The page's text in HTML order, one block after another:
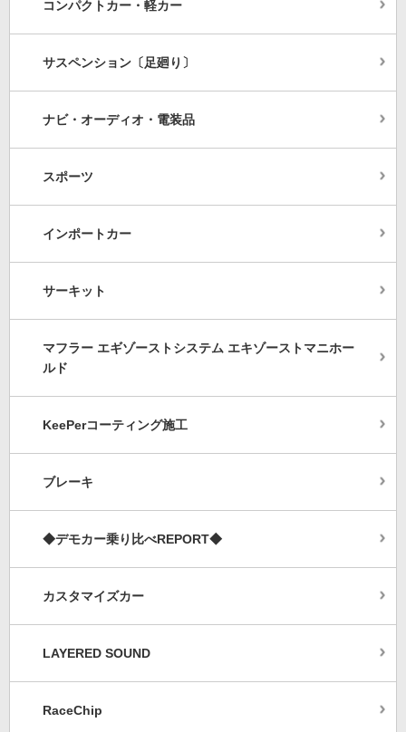
コンパクトカー・軽カー
サスペンション〔足廻り〕
ナビ・オーディオ・電装品
スポーツ
インポートカー
サーキット
マフラー エギゾーストシステム エキゾーストマニホー
ルド
KeePerコーティング施工
ブレーキ
◆デモカー乗り比べREPORT◆
カスタマイズカー
LAYERED SOUND
RaceChip